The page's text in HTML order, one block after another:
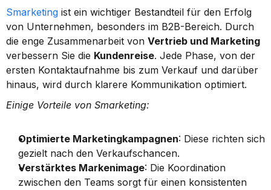
Smarketing ist ein wichtiger Bestandteil für den Erfolg
von Unternehmen, besonders im B2B-Bereich. Durch
die enge Zusammenarbeit von Vertrieb und Marketing
verbessern Sie die Kundenreise. Jede Phase, von der
ersten Kontaktaufnahme bis zum Verkauf und darüber
hinaus, wird durch klarere Kommunikation optimiert.
Einige Vorteile von Smarketing:
Optimierte Marketingkampagnen: Diese richten sich
gezielt nach den Verkaufschancen.
Verstärktes Markenimage: Die Koordination
zwischen den Teams sorgt für einen konsistenten